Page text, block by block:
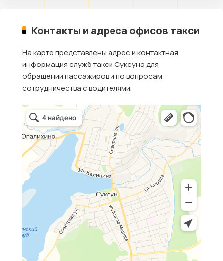
Контакты и адреса офисов такси
На карте представлены адрес и контактная
информация служб такси Суксуна для
обращений пассажиров и по вопросам
сотрудничества с водителями.